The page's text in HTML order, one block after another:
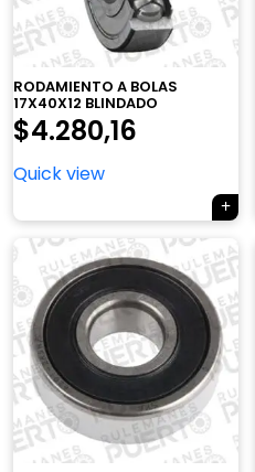
RODAMIENTO A BOLAS
17X40X12 BLINDADO
$4.280,16
Quick view